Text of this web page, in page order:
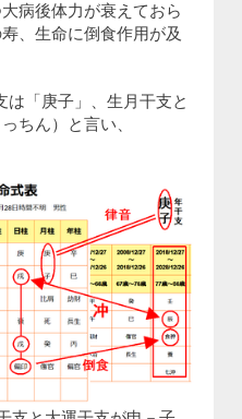
病後体力が衰えておら
、生命に倒食作用が及
「庚子」、生月干支と
ちん）と言い、